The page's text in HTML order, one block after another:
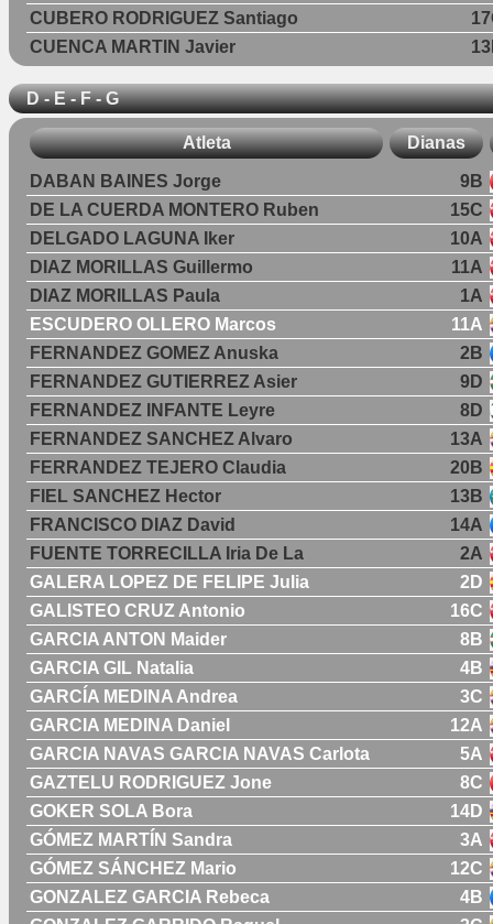
CUBERO RODRIGUEZ Santiago
CUENCA MARTIN Javier
D - E - F - G
Atleta Dianas
DABAN BAINES Jorge
9B
DE LA CUERDA MONTERO Ruben
15C
DELGADO LAGUNA Iker
10A
DIAZ MORILLAS Guillermo
11A
DIAZ MORILLAS Paula
1A
ESCUDERO OLLERO Marcos
11A
FERNANDEZ GOMEZ Anuska
2B
FERNANDEZ GUTIERREZ Asier
9D
FERNANDEZ INFANTE Leyre
8D
FERNANDEZ SANCHEZ Alvaro
13A
FERRANDEZ TEJERO Claudia
20B
FIEL SANCHEZ Hector
13B
FRANCISCO DIAZ David
14A
FUENTE TORRECILLA Iria De La
2A
GALERA LOPEZ DE FELIPE Julia
2D
GALISTEO CRUZ Antonio
16C
GARCIA ANTON Maider
8B
GARCIA GIL Natalia
4B
GARCÍA MEDINA Andrea
3C
GARCIA MEDINA Daniel
12A
GARCIA NAVAS GARCIA NAVAS Carlota
5A
GAZTELU RODRIGUEZ Jone
8C
GOKER SOLA Bora
14D
GÓMEZ MARTÍN Sandra
3A
GÓMEZ SÁNCHEZ Mario
12C
GONZALEZ GARCIA Rebeca
4B